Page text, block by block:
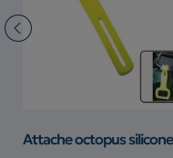
Attache octopus silicone